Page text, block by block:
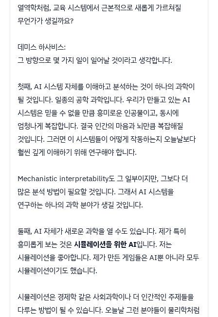
열역학처럼, 교육 시스템에서 근본적으로 새롭게 가르쳐질
무언가가 생길까요?
데미스 하사비스:
그 방향으로 몇 가지 일이 일어날 것이라고 생각합니다.
첫째, AI 시스템 자체를 이해하고 분석하는 것이 하나의 과학이
될 것입니다. 일종의 공학 과학입니다. 우리가 만들고 있는 AI
시스템은 믿을 수 없을 만큼 흥미로운 인공물이고, 동시에
엄청나게 복잡합니다. 결국 인간의 마음과 뇌만큼 복잡해질
것입니다. 그러면 이 시스템들이 어떻게 작동하는지 오늘날보다
훨씬 깊게 이해하기 위해 연구해야 합니다.
Mechanistic interpretability도 그 일부이지만, 그보다 더
많은 분석 방법이 필요할 것입니다. 그래서 AI 시스템을
연구하는 하나의 과학 분야가 생길 것입니다.
둘째, AI 자체가 새로운 과학을 열 수도 있습니다. 제가 특히
흥미롭게 보는 것은시뮬레이션을 위한 AI입니다. 저는
시뮬레이션을 좋아합니다. 제가 만든 게임들은 AI뿐 아니라 모두
시뮬레이션이기도 했습니다.
시뮬레이션은 경제학 같은 사회과학이나 더 인간적인 주제들을
다루는 방법이 될 수 있습니다. 오늘날 그런 분야들이 물리학처럼